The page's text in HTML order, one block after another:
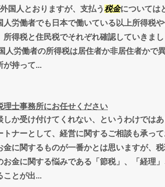
国人とおりますが、支払う税金については
労働者でも日本で働いている以上所得税
得税と住民税でそれぞれ確認していきまし
人労働者の所得税は居住者か非居住者かで
が持って...
士事務所にお任せください
しか受け付けてくれない、というわけでは
トナーとして、経営に関するご相談も承って
に関するものが一番かとは思いますが、
金に関する悩みである「節税」、「経理
ことが出...